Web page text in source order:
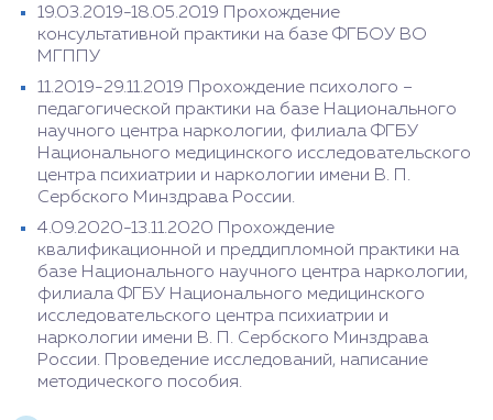
19.03.2019-18.05.2019 Прохождение
консультативной практики на базе ФГБОУ ВО
МГППУ
11.2019-29.11.2019 Прохождение психолого –
педагогической практики на базе Национального
научного центра наркологии, филиала ФГБУ
Национального медицинского исследовательского
центра психиатрии и наркологии имени В. П.
Сербского Минздрава России.
4.09.2020-13.11.2020 Прохождение
квалификационной и преддипломной практики на
базе Национального научного центра наркологии,
филиала ФГБУ Национального медицинского
исследовательского центра психиатрии и
наркологии имени В. П. Сербского Минздрава
России. Проведение исследований, написание
методического пособия.